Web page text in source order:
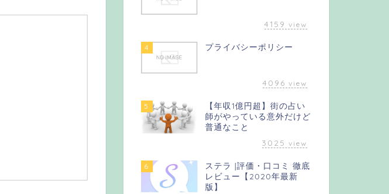
4159 view
4 プライバシーポリシー
4096 view
5
【年収1億円超】街の占い
師がやっている意外だけど
普通なこと
3025 view
6
ステラ |評価・口コミ 徹底
レビュー【2020年最新
版】